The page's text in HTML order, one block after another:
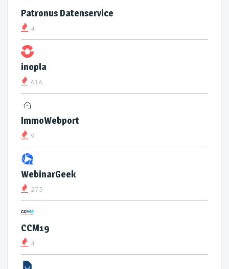
Patronus Datenservice
4
inopla
616
ImmoWebport
9
WebinarGeek
275
CCM19
4